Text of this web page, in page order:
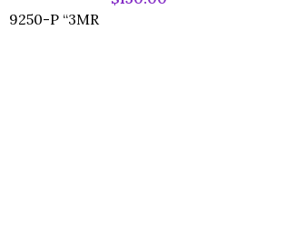
9250-P “3MR